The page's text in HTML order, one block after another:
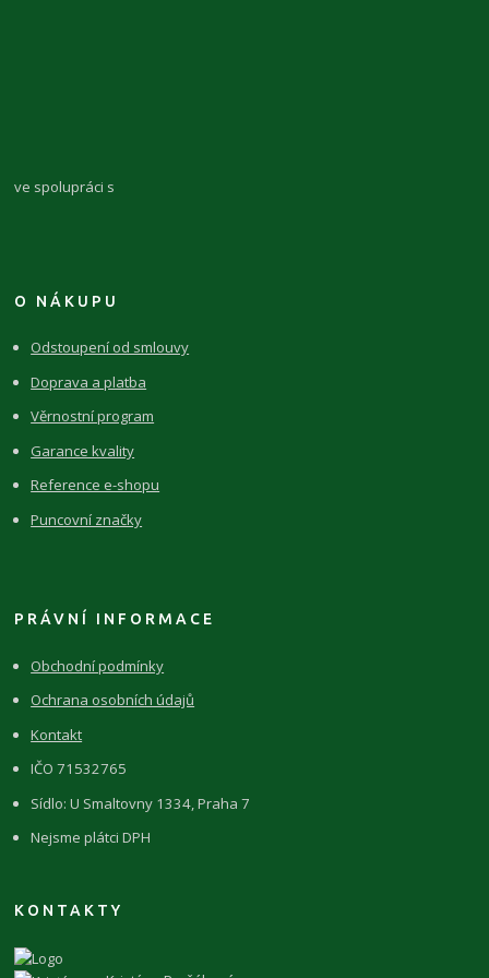
ve spolupráci s
O NÁKUPU
Odstoupení od smlouvy
Doprava a platba
Věrnostní program
Garance kvality
Reference e-shopu
Puncovní značky
PRÁVNÍ INFORMACE
Obchodní podmínky
Ochrana osobních údajů
Kontakt
IČO 71532765
Sídlo: U Smaltovny 1334, Praha 7
Nejsme plátci DPH
KONTAKTY